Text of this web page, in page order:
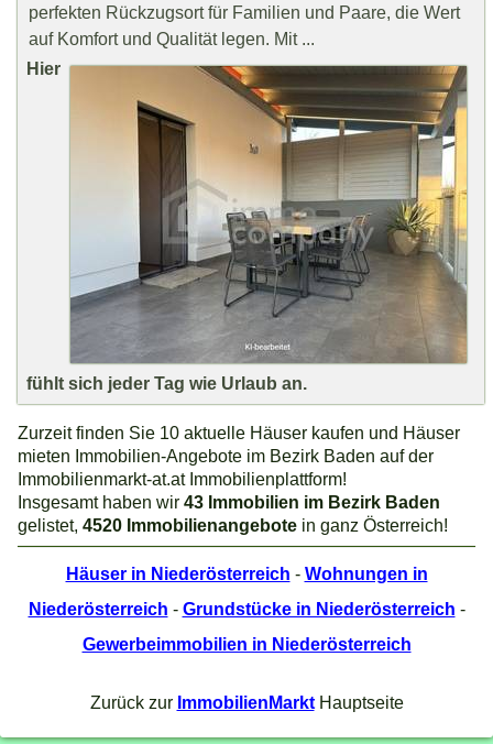
perfekten Rückzugsort für Familien und Paare, die Wert
auf Komfort und Qualität legen. Mit ...
Hier
fühlt sich jeder Tag wie Urlaub an.
Zurzeit finden Sie 10 aktuelle Häuser kaufen und Häuser
mieten Immobilien-Angebote im Bezirk Baden auf der
Immobilienmarkt-at.at Immobilienplattform!
Insgesamt haben wir43 Immobilien im Bezirk Baden
gelistet,4520 Immobilienangebote in ganz Österreich!
Häuser in Niederösterreich - Wohnungen in
Niederösterreich - Grundstücke in Niederösterreich -
Gewerbeimmobilien in Niederösterreich
Zurück zur ImmobilienMarktHauptseite